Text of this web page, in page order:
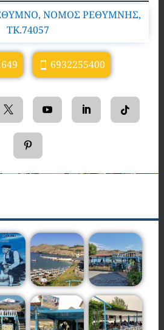
ΝΟΜΟΣ ΡΕΘΥΜΝΗΣ,
TK.74057
6932255400